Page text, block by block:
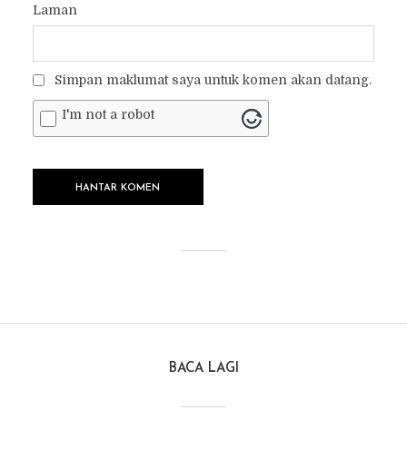
Laman
Simpan maklumat saya untuk komen akan datang.
I'm not a robot
BACA LAGI